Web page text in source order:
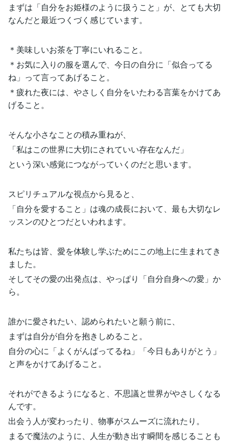
まずは「自分をお姫様のように扱うこと」が、とても大切
なんだと最近つくづく感じています。
＊美味しいお茶を丁寧にいれること。
＊お気に入りの服を選んで、今日の自分に「似合ってる
ね」って言ってあげること。
＊疲れた夜には、やさしく自分をいたわる言葉をかけてあ
げること。
そんな小さなことの積み重ねが、
「私はこの世界に大切にされていい存在なんだ」
という深い感覚につながっていくのだと思います。
スピリチュアルな視点から見ると、
「自分を愛すること」は魂の成長において、最も大切なレ
ッスンのひとつだといわれます。
私たちは皆、愛を体験し学ぶためにこの地上に生まれてき
ました。
そしてその愛の出発点は、やっぱり「自分自身への愛」か
ら。
誰かに愛されたい、認められたいと願う前に、
まずは自分が自分を抱きしめること。
自分の心に「よくがんばってるね」「今日もありがとう」
と声をかけてあげること。
それができるようになると、不思議と世界がやさしくなる
んです。
出会う人が変わったり、物事がスムーズに流れたり。
まるで魔法のように、人生が動き出す瞬間を感じることも